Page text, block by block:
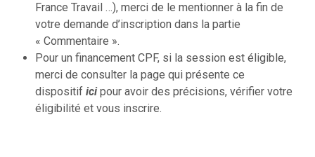
France Travail …), merci de le mentionner à la fin de
votre demande d’inscription dans la partie
« Commentaire ».
Pour un financement CPF, si la session est éligible,
merci de consulter la page qui présente ce
dispositif icipour avoir des précisions, vérifier votre
éligibilité et vous inscrire.